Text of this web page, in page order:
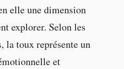
elle une dimension
explorer. Selon les
toux représente un
et